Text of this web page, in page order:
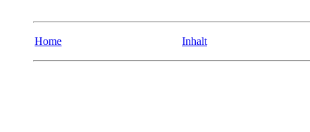
Home Inhalt